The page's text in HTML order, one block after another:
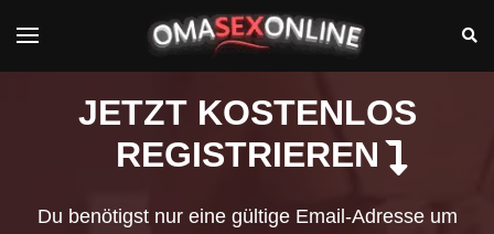
JETZT KOSTENLOS
REGISTRIEREN
Du benötigst nur eine gültige Email-Adresse um